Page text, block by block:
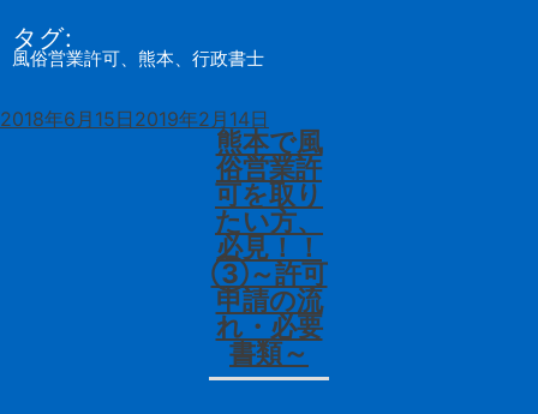
行政書士・司法書士
山本法務事務所
TOP
NEWS
飲食店・風俗営業許可
各種業務＆料金
タグ:
風俗営業許可、熊本、行政書士
投
2018年6月15日 2019年2月14日
熊本で風
俗営業許
可を取り
たい方、
必見！！
③～許可
申請の流
れ・必要
書類～